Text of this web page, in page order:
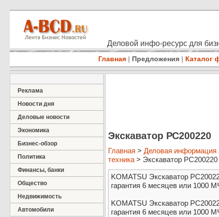
Деловой инфо-ресурс для
Главная | Предложения | Каталог
Реклама
Новости дня
Деловые новости
Экономика
Бизнес-обзор
Политика
Финансы, банки
Общество
Недвижимость
Автомобили
Экскаватор РС200220
Главная > Деловая информация
техника> Экскаватор РС200220
KOMATSU Экскаватор
гарантия 6 месяцев или 1000
KOMATSU Экскаватор
гарантия 6 месяцев или 1000